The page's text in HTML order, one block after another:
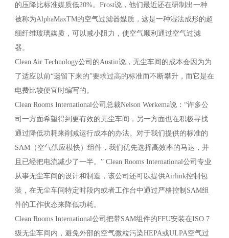
的压降比标准媒质低20%。Frost说，他们最近还在研制出一种
被称为AlphaMaxTM的空气过滤器媒质，这是一种湿法成形的超
细纤维玻璃媒质，可以减小阻力，使空气顺利通过空气过滤
器。
Clean Air Technology公司的Austin说，无尘车间的成本会因为为
了适应以前“遗留下来的”要求过高的标准而不断攀升，而它是在
电费比较便宜时编写的。
Clean Rooms International公司总裁Nelson Werkema说：“许多公
司一方面希望得到更有效的无尘车间，另一方面也在积极寻找
通过降低功耗来削减运行成本的办法。对于我们提供的标准的
SAM（空气供应模快）组件，我们优先选择高效率的马达，并
且已经把电流减少了一半。” Clean Rooms International公司专业
从事无尘车间的设计和制造，该公司还可以提供Airlink控制包
装，在无尘车间特定时段内或者工作台中通过严格控制SAM组
件的工作状态来降低功耗。
Clean Rooms International公司把带SAM组件的FFU安装在ISO 7
级无尘车间内，避免外部的空气微粒污染HEPA或ULPA空气过